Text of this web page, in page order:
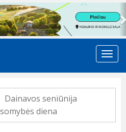
Dainavos seniūnija
diena